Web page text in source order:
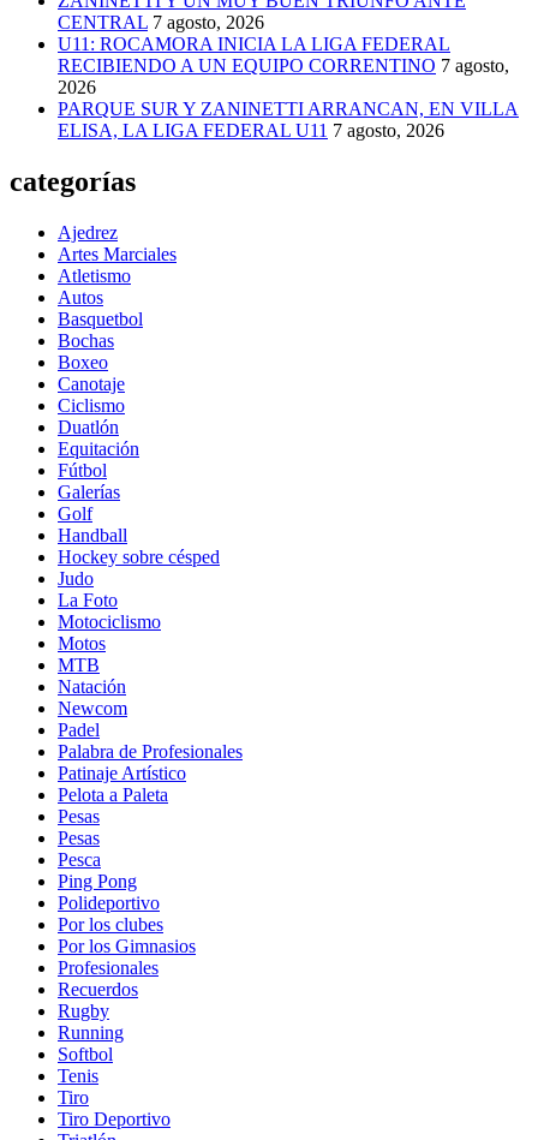
CENTRAL 7 agosto, 2026
U11: ROCAMORA INICIA LA LIGA FEDERAL
RECIBIENDO A UN EQUIPO CORRENTINO 7 agosto,
2026
PARQUE SUR Y ZANINETTI ARRANCAN, EN VILLA
ELISA, LA LIGA FEDERAL U11 7 agosto, 2026
categorías
Ajedrez
Artes Marciales
Atletismo
Autos
Basquetbol
Bochas
Boxeo
Canotaje
Ciclismo
Duatlón
Equitación
Fútbol
Galerías
Golf
Handball
Hockey sobre césped
Judo
La Foto
Motociclismo
Motos
MTB
Natación
Newcom
Padel
Palabra de Profesionales
Patinaje Artístico
Pelota a Paleta
Pesas
Pesas
Pesca
Ping Pong
Polideportivo
Por los clubes
Por los Gimnasios
Profesionales
Recuerdos
Rugby
Running
Softbol
Tenis
Tiro
Tiro Deportivo